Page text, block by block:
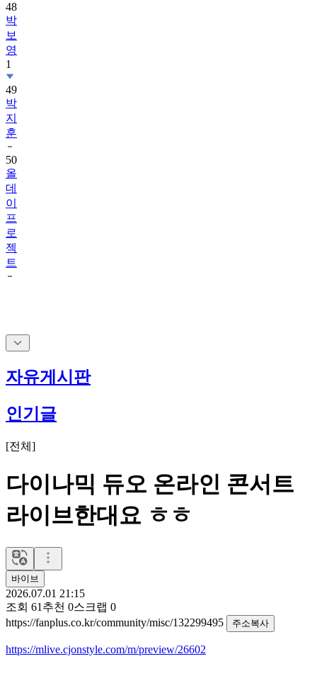
48
박
보
영
1
49
박
지
훈
50
올
데
이
프
로
젝
트
자유게시판
인기글
[전체 ]
다이나믹 듀오 온라인 콘서트
라이브한대요 ㅎㅎ
바이브
2026.07.01 21:15
조회 61 추천 0스크랩 0
https://fanplus.co.kr/community/misc/132299495
주소복사
https://mlive.cjonstyle.com/m/preview/26602